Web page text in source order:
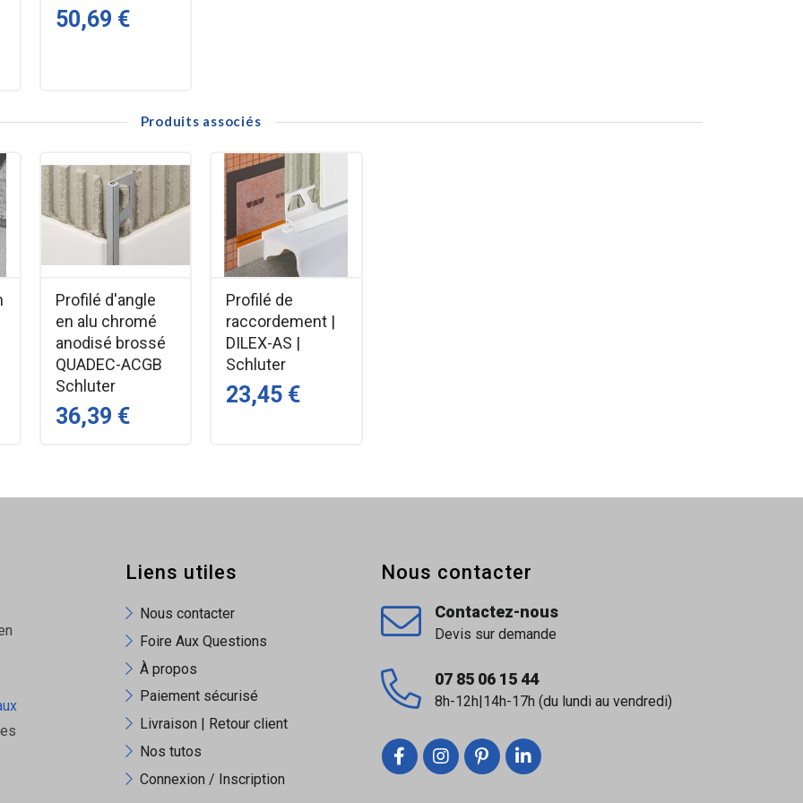
à tous les projets
50,69 €
Produits associés
Profilé d'angle
en alu chromé
anodisé brossé
QUADEC-ACGB
Schluter
36,39 €
Profilé de
raccordement |
DILEX-AS |
Schluter
23,45 €
Liens utiles
Nous contacter
Foire Aux Questions
À propos
Paiement sécurisé
Livraison | Retour client
Nos tutos
Connexion / Inscription
Nous contacter
Contactez-nous
Devis sur demande
07 85 06 15 44
8h-12h|14h-17h (du lundi au vendredi)